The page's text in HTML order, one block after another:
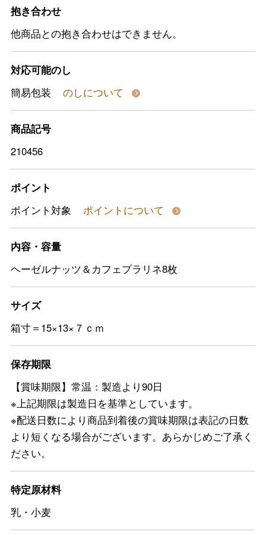
抱き合わせ
他商品との抱き合わせはできません。
対応可能のし
簡易包装
のしについて
商品記号
210456
ポイント
ポイント対象
ポイントについて
内容・容量
ヘーゼルナッツ＆カフェプラリネ8枚
サイズ
箱寸＝15×13×７ｃｍ
保存期限
【賞味期限】常温：製造より90日
※上記期限は製造日を基準としています。
※配送日数により商品到着後の賞味期限は表記の日数
より短くなる場合がございます。あらかじめご了承く
ださい。
特定原材料
乳・小麦